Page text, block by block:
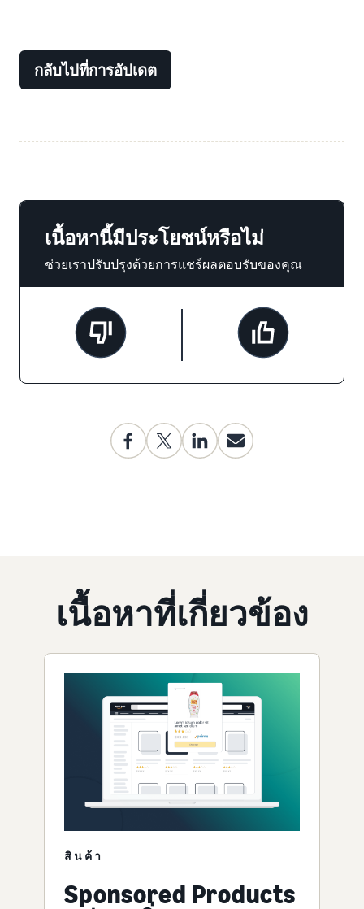
กลับไปที่การอัปเดต
เนื้อหานี้มีประโยชน์หรือไม่
ช่วยเราปรับปรุงด้วยการแชร์ผลตอบรับของคุณ
เนื้อหาที่เกี่ยวข้อง
สินค้า
Sponsored Products